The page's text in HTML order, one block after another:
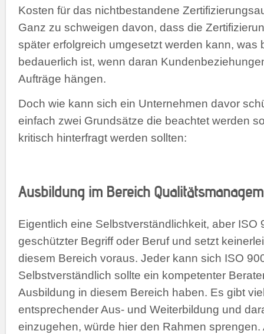
Kosten für das nichtbestandene
Ganz zu schweigen davon, dass die
später erfolgreich umgesetzt werden kann, was
bedauerlich ist, wenn daran
Aufträge hängen.
Doch wie kann sich ein Unternehmen davor
einfach zwei Grundsätze die beachtet werden
kritisch hinterfragt werden sollten:
Ausbildung im Bereich
Eigentlich eine Selbstverständlichkeit, aber ISO
geschützter Begriff oder Beruf und setzt
diesem Bereich voraus. Jeder kann sich ISO
Selbstverständlich sollte ein kompetenter
Ausbildung in diesem Bereich haben. Es gibt
entsprechender Aus- und Weiterbildung und
einzugehen, würde hier den Rahmen